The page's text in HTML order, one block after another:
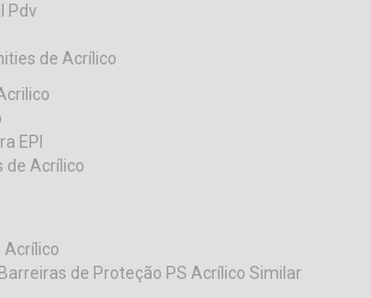
Pdv
de Acrílico
EPI
de Acrílico
Acrílico
de Proteção PS Acrílico Similar